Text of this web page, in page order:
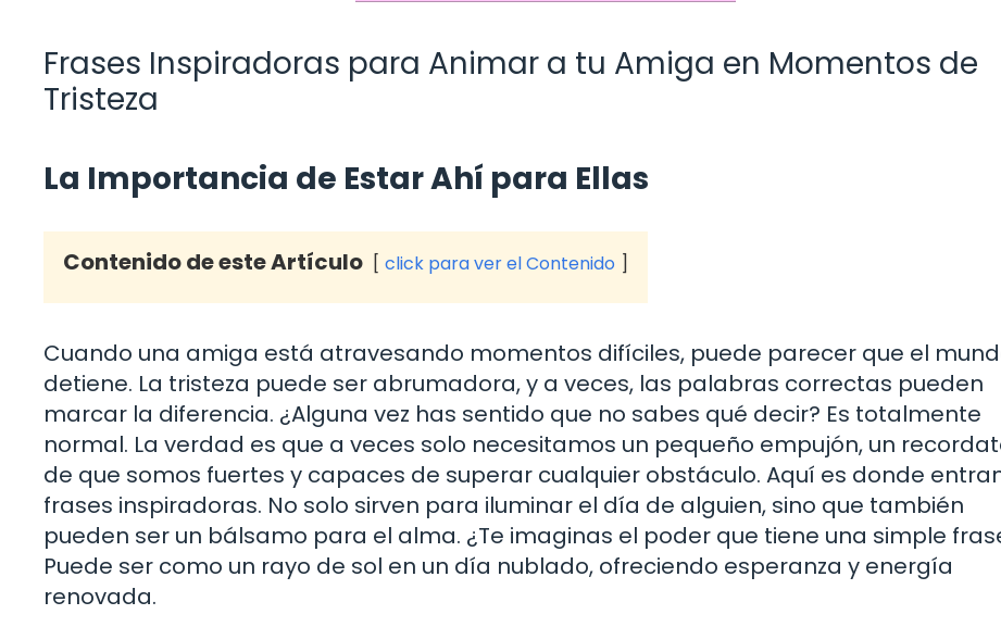
Frases Inspiradoras para Animar a tu Amiga en Momentos de
Tristeza
La Importancia de Estar Ahí para Ellas
Contenido de este Artículo click para ver el Contenido
Cuando una amiga está atravesando momentos difíciles, puede parecer que el
detiene. La tristeza puede ser abrumadora, y a veces, las palabras correctas pueden
marcar la diferencia. ¿Alguna vez has sentido que no sabes qué decir? Es totalmente
normal. La verdad es que a veces solo necesitamos un pequeño empujón, un
de que somos fuertes y capaces de superar cualquier obstáculo. Aquí es donde
frases inspiradoras. No solo sirven para iluminar el día de alguien, sino que también
pueden ser un bálsamo para el alma. ¿Te imaginas el poder que tiene una simple
Puede ser como un rayo de sol en un día nublado, ofreciendo esperanza y energía
renovada.